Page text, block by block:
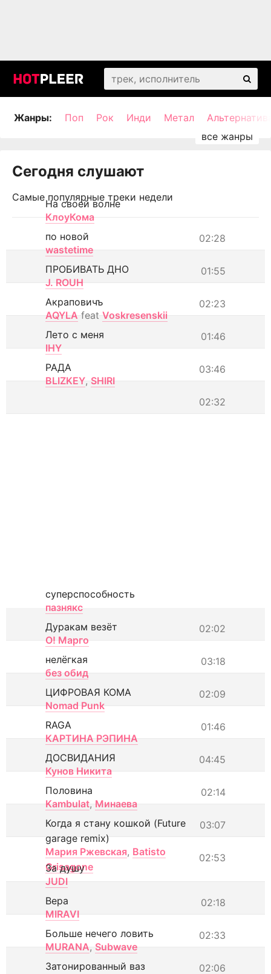
Жанры: Поп Рок Инди Метал
Сегодня слушают
Самые популярные треки недели
На своей волне
КлоуКома
02:28
по новой
wastetime
01:55
ПРОБИВАТЬ ДНО
J. ROUH
02:23
Акраповичъ
AQYLA feat Voskresenskii
01:46
Лето с меня
IHY
03:46
РАДА
BLIZKEY, SHIRI
02:32
суперспособность
пазнякс
02:02
Дуракам везёт
О! Марго
03:18
нелёгкая
без обид
02:09
ЦИФРОВАЯ КОМА
Nomad Punk
01:46
RAGA
КАРТИНА РЭПИНА
04:45
ДОСВИДАНИЯ
Кунов Никита
02:14
Половина
Kambulat, Минаева
03:07
Когда я стану кошкой (Future
garage remix)
Мария Ржевская, Batisto
Grisagone
02:53
За душу
JUDI
02:18
Вера
MIRAVI
02:33
Больше нечего ловить
MURANA, Subwave
02:06
Затонированный ваз